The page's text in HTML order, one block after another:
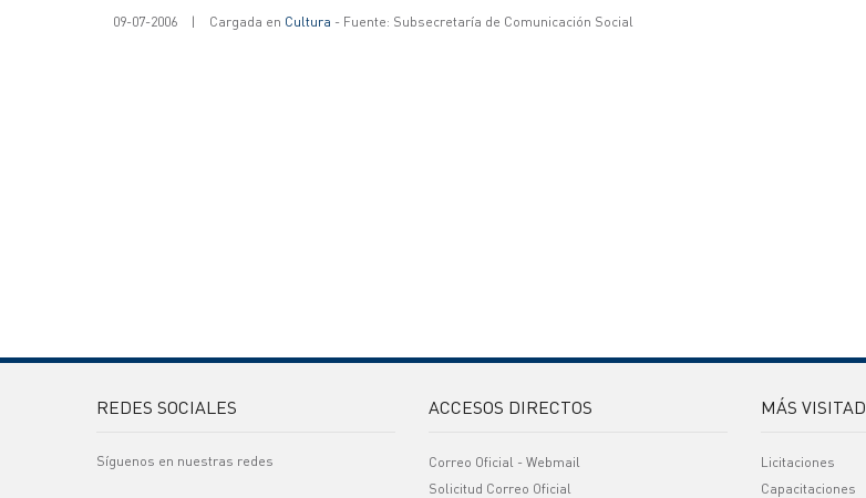
09-07-2006 | Cargada en Cultura - Fuente: Subsecretaría de Comunicación Social
REDES SOCIALES
Síguenos en nuestras redes
ACCESOS DIRECTOS
Correo Oficial - Webmail
Solicitud Correo Oficial
MÁS
Licitaciones
Capacitaciones